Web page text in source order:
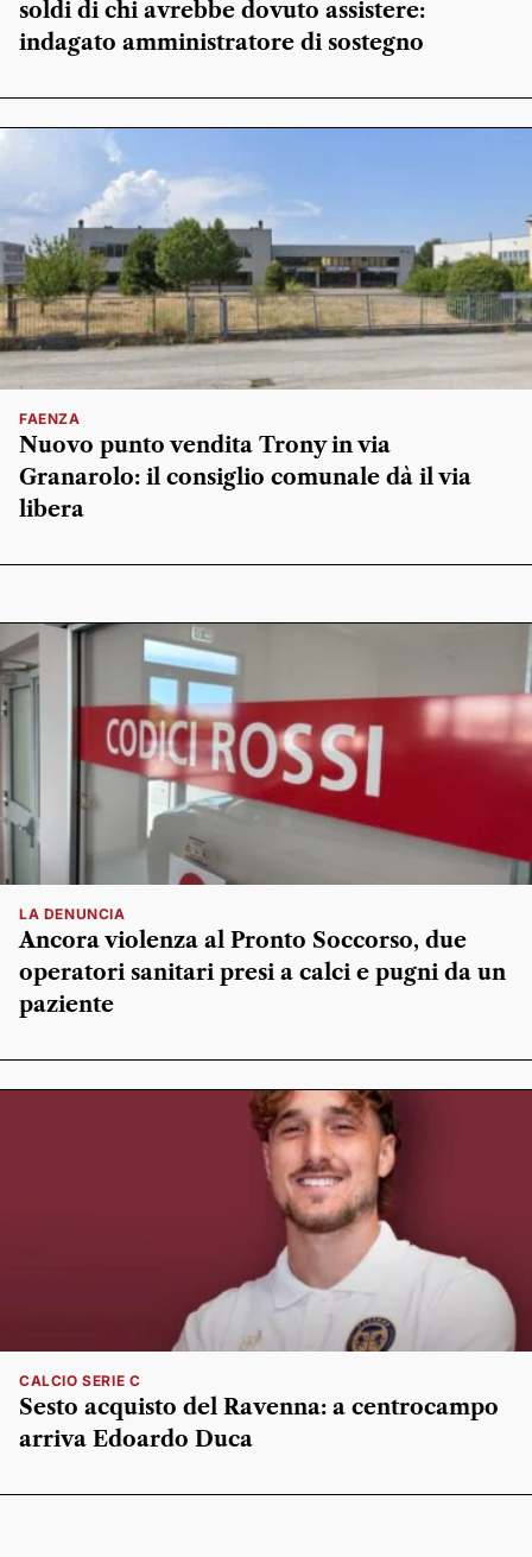
soldi di chi avrebbe dovuto assistere:
indagato amministratore di sostegno
FAENZA
Nuovo punto vendita Trony in via
Granarolo: il consiglio comunale dà il via
libera
LA DENUNCIA
Ancora violenza al Pronto Soccorso, due
operatori sanitari presi a calci e pugni da un
paziente
CALCIO SERIE C
Sesto acquisto del Ravenna: a centrocampo
arriva Edoardo Duca